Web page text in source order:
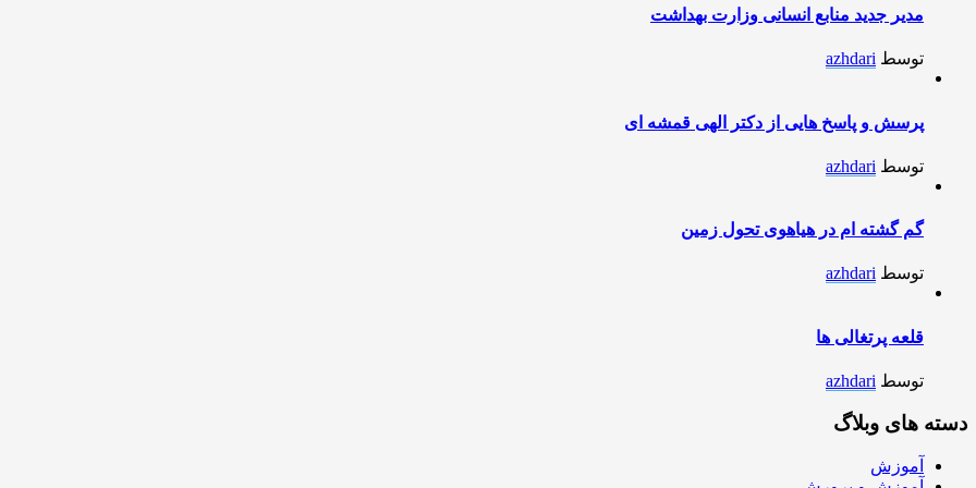
مدیر جدید منابع انسانی وزارت بهداشت
توسط azhdari
پرسش و پاسخ هایی از دکتر الهی قمشه ای
توسط azhdari
گم گشته ام در هیاهوی تحول زمین
توسط azhdari
قلعه پرتغالی ها
توسط azhdari
دسته های وبلاگ
آموزش